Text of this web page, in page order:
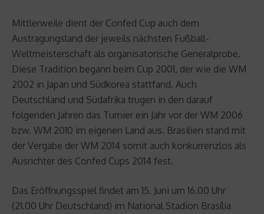
Mittlerweile dient der Confed Cup auch dem
Austragungsland der jeweils nächsten Fußball-
Weltmeisterschaft als organisatorische Generalprobe.
Diese Tradition begann beim Cup 2001, der wie die WM
2002 in Japan und Südkorea stattfand. Auch
Deutschland und Südafrika trugen in den darauf
folgenden Jahren das Turnier ein Jahr vor der WM 2006
bzw. WM 2010 im eigenen Land aus. Brasilien stand mit
der Vergabe der WM 2014 somit auch konkurrenzlos als
Ausrichter des Confed Cups 2014 fest.
Das Eröffnungsspiel findet am 15. Juni um 16.00 Uhr
(21.00 Uhr Deutschland) im National Stadion Brasília